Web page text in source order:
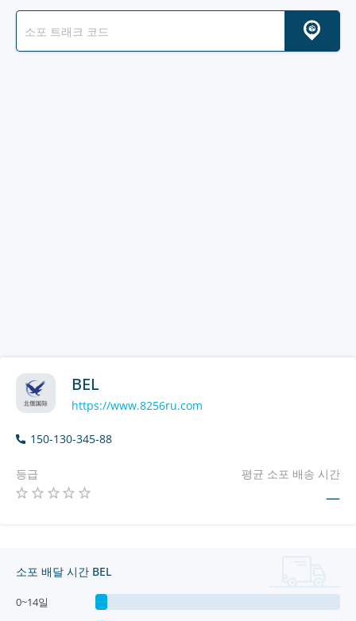
BEL
https://www.8256ru.com
150-130-345-88
등급 평균 소포 배송 시간
—
소포 배달 시간 BEL
0~14일